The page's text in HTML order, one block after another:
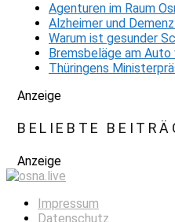
Agenturen im Raum
Alzheimer und
Warum ist gesunder
Bremsbeläge am
Thüringens
Anzeige
BELIEBTE
Anzeige
Impressum
Datenschutz